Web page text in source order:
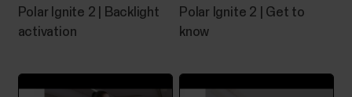
Polar Ignite 2 | Backlight
activation
Polar Ignite 2 | Get to
know